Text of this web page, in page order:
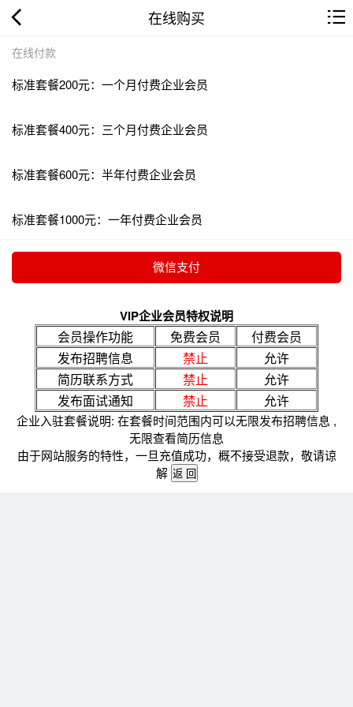
在线购买
在线付款
标准套餐200元：一个月付费企业会员
标准套餐400元：三个月付费企业会员
标准套餐600元：半年付费企业会员
标准套餐1000元：一年付费企业会员
VIP企业会员特权说明
会员操作功能 免费会员
付费会员
发布招聘信息
禁止
允许
简历联系方式
禁止
允许
发布面试通知
禁止 允许
企业入驻套餐说明: 在套餐时间范围内可以无限发布招聘信息 ,
无限查看简历信息
由于网站服务的特性，一旦充值成功，概不接受退款，敬请谅
解